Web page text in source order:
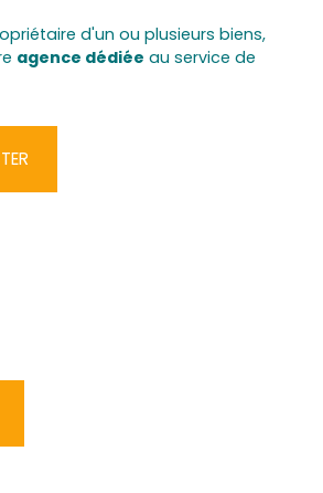
d'un ou plusieurs biens,
agence dédiée au service de